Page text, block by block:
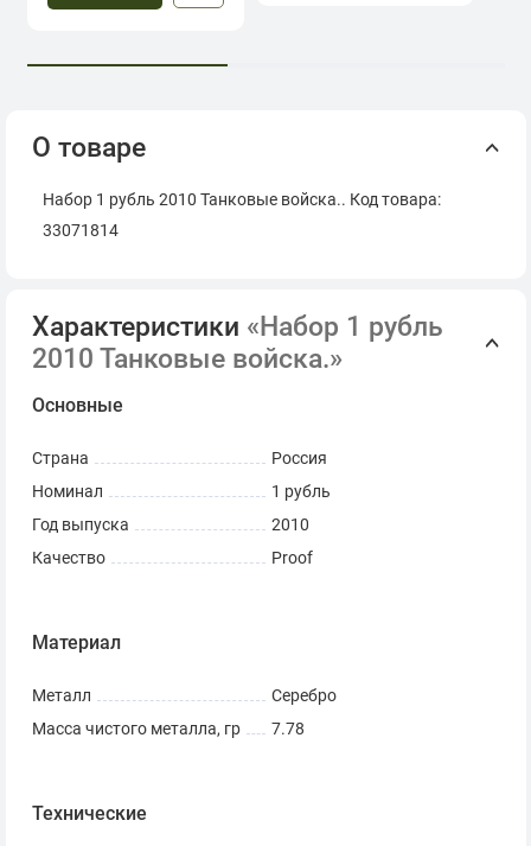
О товаре
Набор 1 рубль 2010 Танковые войска.. Код товара:
33071814
Характеристики «Набор 1 рубль
2010 Танковые войска.»
Основные
Страна
Россия
Номинал
1 рубль
Год выпуска
2010
Качество
Proof
Материал
Металл
Серебро
Масса чистого металла, гр
7.78
Технические